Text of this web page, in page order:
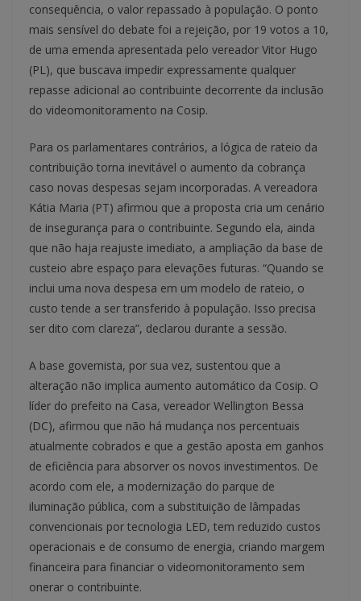
consequência, o valor repassado à população. O ponto
mais sensível do debate foi a rejeição, por 19 votos a 10,
de uma emenda apresentada pelo vereador Vitor Hugo
(PL), que buscava impedir expressamente qualquer
repasse adicional ao contribuinte decorrente da inclusão
do videomonitoramento na Cosip.
Para os parlamentares contrários, a lógica de rateio da
contribuição torna inevitável o aumento da cobrança
caso novas despesas sejam incorporadas. A vereadora
Kátia Maria (PT) afirmou que a proposta cria um cenário
de insegurança para o contribuinte. Segundo ela, ainda
que não haja reajuste imediato, a ampliação da base de
custeio abre espaço para elevações futuras. “Quando se
inclui uma nova despesa em um modelo de rateio, o
custo tende a ser transferido à população. Isso precisa
ser dito com clareza”, declarou durante a sessão.
A base governista, por sua vez, sustentou que a
alteração não implica aumento automático da Cosip. O
líder do prefeito na Casa, vereador Wellington Bessa
(DC), afirmou que não há mudança nos percentuais
atualmente cobrados e que a gestão aposta em ganhos
de eficiência para absorver os novos investimentos. De
acordo com ele, a modernização do parque de
iluminação pública, com a substituição de lâmpadas
convencionais por tecnologia LED, tem reduzido custos
operacionais e de consumo de energia, criando margem
financeira para financiar o videomonitoramento sem
onerar o contribuinte.